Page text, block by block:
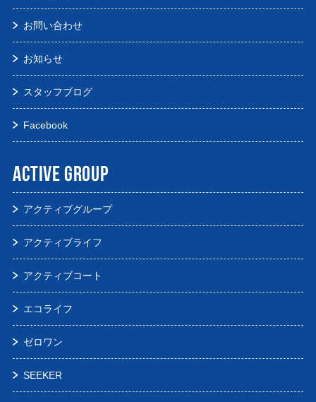
お問い合わせ
お知らせ
スタッフブログ
Facebook
ACTIVE GROUP
アクティブグループ
アクティブライフ
アクティブコート
エコライフ
ゼロワン
SEEKER